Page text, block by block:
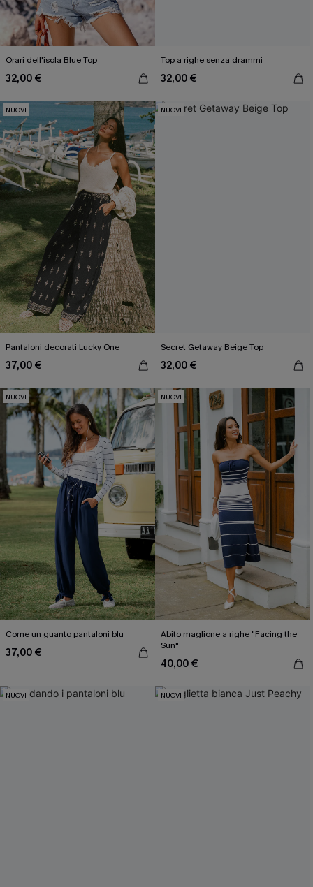
Orari dell'isola Blue Top
32,00 €
Top a righe senza drammi
32,00 €
NUOVI
Pantaloni decorati Lucky One
37,00 €
NUOVI
Secret Getaway Beige Top
32,00 €
NUOVI
Come un guanto pantaloni blu
37,00 €
NUOVI
Abito maglione a righe "Facing the
Sun"
40,00 €
NUOVI NUOVI